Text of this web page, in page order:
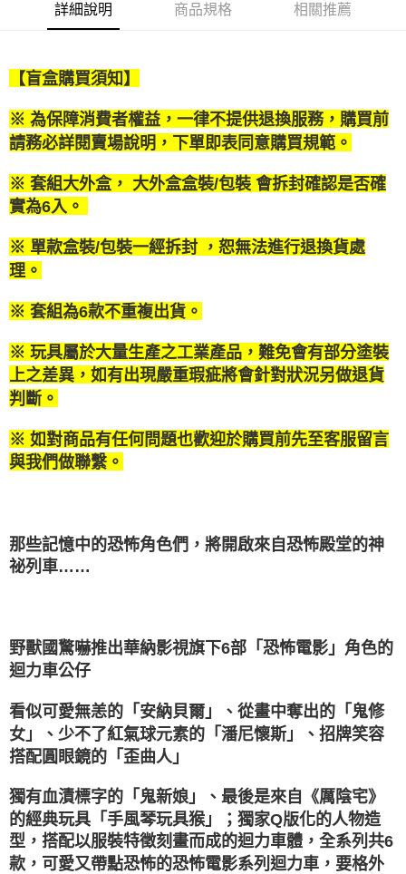
全盈+PAY
相關說明
1.本服務由台灣大哥大提供，台灣大哥大用戶可立即使用無須另外申請。
2.付款方式選擇「大哥付你分期」，訂單成立後會自動跳轉到大哥付的交易
流程，驗證手機門號後，選擇欲分期的期數、繳款截止日，確認付款後即完
3.實際核准額度、可分期數及費用金額請依後續交易確認頁面所載為準。
4.訂單成立30分鐘內，如未前往確認交易或遇審核未通過，訂單將自動取
消。如遇「轉專審核」未通過狀況，表示未達大哥付你分期系統評分，恕無
【繳款方式說明】
1.分期款項不併入電信帳單，「大哥付你分期」於每月結算日後寄送繳費提
醒簡訊。
帳／街口支付／iPASS MONEY」等通路繳費。
【注意事項】
1.本服務係由「台灣大哥大股份有限公司」（以下簡稱本公司）所提供，讓
用戶於交易時，得透過本服務購買商品或服務，並由商店將買賣／分期付款
買賣價金債權讓與本公司後，依約使用本公司帳單繳交帳款。
資料（包含姓名、電話或地址）提供予台灣大哥大進項蒐集、處理及利用，
由本公司與您本人進行分期帳單所需資料之確認、核對及更正。
3.完整用戶服務條款，請詳閱以下連結：
AFTEE先享後付
相關說明
AFTEE先享後付是「在收到商品之後才付款」的支付方式。 讓您購物簡單
便利好安心！
１．簡單：不需註冊會員、不需綁卡、不需儲值。
３．安心：先確認商品／服務後，再付款。
【「AFTEE先享後付」結帳流程】
結帳頁面，進行簡訊認證並確認金額後，即可完成結帳。
２．訂單成立數日內，您將收到繳費通知簡訊。
ATM／網路銀行／等多元方式進行付款，方視為交易完成。
※ 請注意：結帳手續完成當下不需立刻繳費，但若您需要取消訂單，請聯絡
購買商品的店家。未經商家同意取消之訂單仍視為有效，需透過AFTEE先享
後付繳納相關費用。
是否繳費成功／繳費後需取消欲退款等相關疑問，請聯繫「AFTEE先享後付
客戶支援中心」https://netprotections.freshdesk.com/support/home
權轉讓予恩沛科技股份有限公司。
２．關於個人資料處理事宜，請瀏覽以下網址：
https://aftee.tw/terms/#terms3
時審查核予不同之上限額度；若仍有額度不足之情形，本公司將視審查結果
請求用戶進行身份認證。
５．嚴禁一人註冊多個帳號或使用他人資訊註冊。若發現惡意使用之情形，
ATM付款
運送方式
付款後全家取貨
每筆NT$100，滿NT$1,200(含以上)免運費
付款後萊爾富取貨
付款後7-11取貨
每筆NT$100，滿NT$1,200(含以上)免運費
每筆NT$120，滿NT$1,200(含以上)免運費
海外宅配 查看運費
詳細說明 商品規格 相關推薦
【盲盒購買須知】
※ 為保障消費者權益，一律不提供退換服務，購買前
請務必詳閱賣場說明，下單即表同意購買規範。
※ 套組大外盒， 大外盒盒裝/包裝 會拆封確認是否確
實為6入。
※ 單款盒裝/包裝一經拆封 ，恕無法進行退換貨處
理。
※ 套組為6款不重複出貨。
※ 玩具屬於大量生產之工業產品，難免會有部分塗裝
上之差異，如有出現嚴重瑕疵將會針對狀況另做退貨
判斷。
※ 如對商品有任何問題也歡迎於購買前先至客服留言
與我們做聯繫。
那些記憶中的恐怖角色們，將開啟來自恐怖殿堂的神
祕列車……
野獸國驚嚇推出華納影視旗下6部「恐怖電影」角色的
迴力車公仔
看似可愛無恙的「安納貝爾」、從畫中奪出的「鬼修
女」、少不了紅氣球元素的「潘尼懷斯」、招牌笑容
搭配圓眼鏡的「歪曲人」
獨有血漬標字的「鬼新娘」、最後是來自《厲陰宅》
的經典玩具「手風琴玩具猴」；獨家Q版化的人物造
型，搭配以服裝特徵刻畫而成的迴力車體，全系列共6
款，可愛又帶點恐怖的恐怖電影系列迴力車，要格外